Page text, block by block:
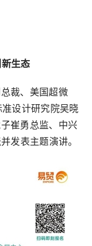
生态
裁、美国超微
设计研究院吴晓
崔勇总监、中兴
发表主题演讲。